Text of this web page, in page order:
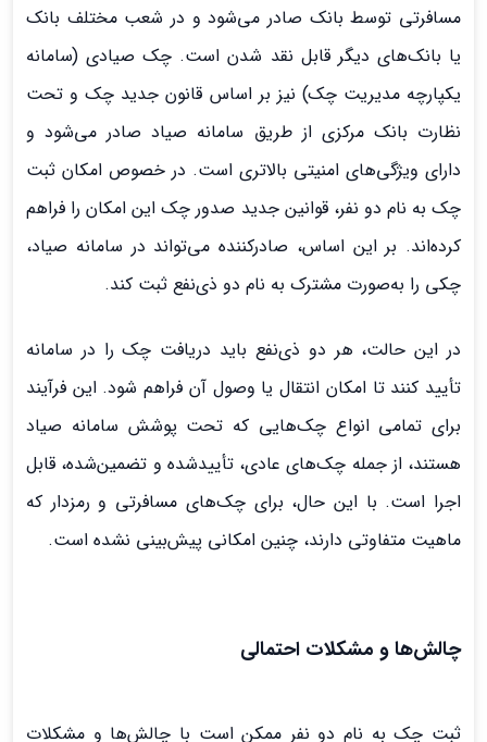
مسافرتی توسط بانک صادر می‌شود و در شعب مختلف بانک
یا بانک‌های دیگر قابل نقد شدن است. چک صیادی (سامانه
یکپارچه مدیریت چک) نیز بر اساس قانون جدید چک و تحت
نظارت بانک مرکزی از طریق سامانه صیاد صادر می‌شود و
دارای ویژگی‌های امنیتی بالاتری است. در خصوص امکان ثبت
چک به نام دو نفر، قوانین جدید صدور چک این امکان را فراهم
کرده‌اند. بر این اساس، صادرکننده می‌تواند در سامانه صیاد،
چکی را به‌صورت مشترک به نام دو ذی‌نفع ثبت کند.
در این حالت، هر دو ذی‌نفع باید دریافت چک را در سامانه
تأیید کنند تا امکان انتقال یا وصول آن فراهم شود. این فرآیند
برای تمامی انواع چک‌هایی که تحت پوشش سامانه صیاد
هستند، از جمله چک‌های عادی، تأییدشده و تضمین‌شده، قابل
اجرا است. با این حال، برای چک‌های مسافرتی و رمزدار که
ماهیت متفاوتی دارند، چنین امکانی پیش‌بینی نشده است.
چالش‌ها و مشکلات احتمالی
ثبت چک به نام دو نفر ممکن است با چالش‌ها و مشکلات